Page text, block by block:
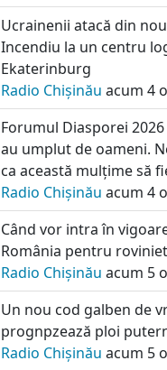
Ucrainenii atacă din
Incendiu la un centru
Ekaterinburg
Radio Chișinău acum 4
Forumul Diasporei
au umplut de oameni.
ca această mulțime să
Radio Chișinău acum 4
Când vor intra în
România pentru
Radio Chișinău acum 5
Un nou cod galben de
prognpzează ploi
Radio Chișinău acum 5